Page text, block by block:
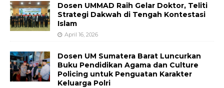
Dosen UMMAD Raih Gelar Doktor, Teliti
Strategi Dakwah di Tengah Kontestasi
Islam
April 16, 2026
Dosen UM Sumatera Barat Luncurkan
Buku Pendidikan Agama dan Culture
Policing untuk Penguatan Karakter
Keluarga Polri